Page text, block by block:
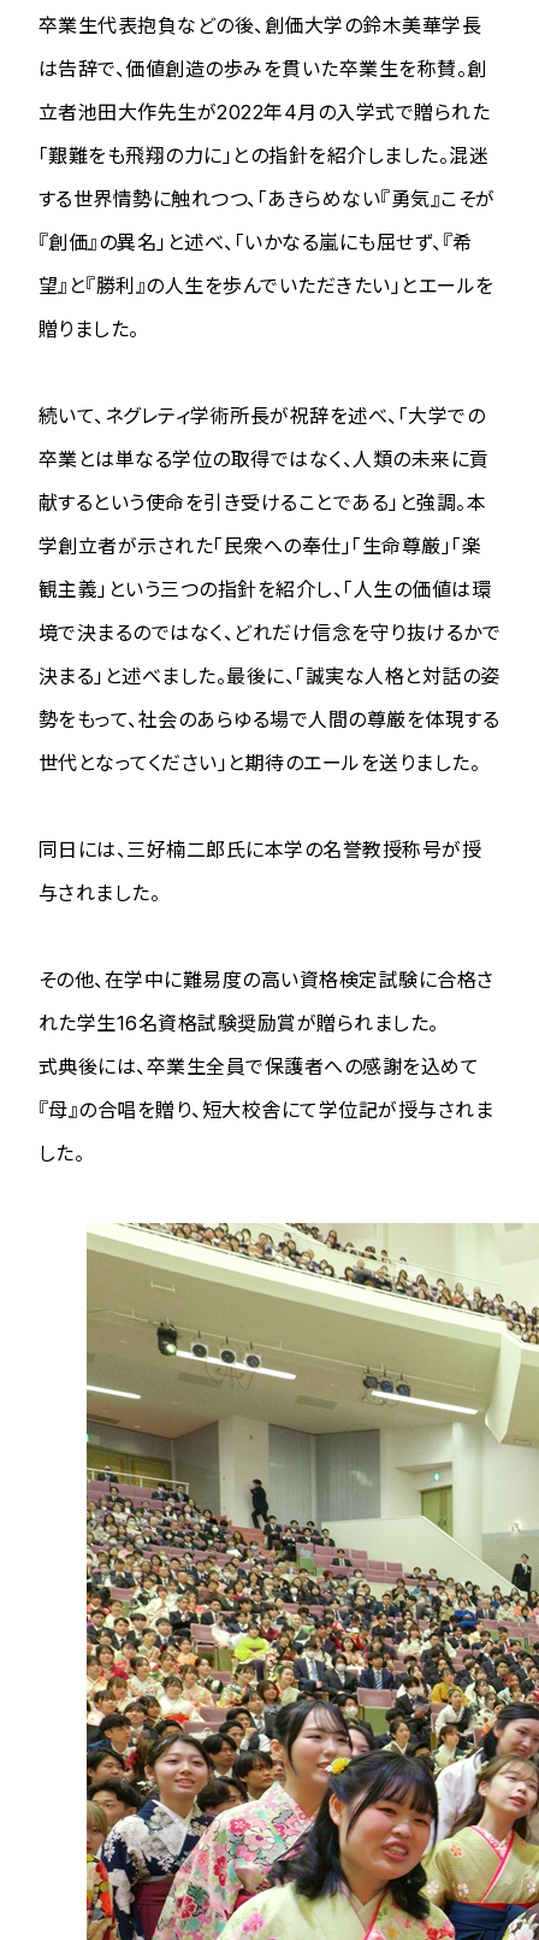
卒業生代表抱負などの後、創価大学の鈴木美華学長
は告辞で、価値創造の歩みを貫いた卒業生を称賛。創
立者池田大作先生が2022年4月の入学式で贈られた
「艱難をも飛翔の力に」との指針を紹介しました。混迷
する世界情勢に触れつつ、「あきらめない『勇気』こそが
『創価』の異名」と述べ、「いかなる嵐にも屈せず、『希
望』と『勝利』の人生を歩んでいただきたい」とエールを
贈りました。
続いて、ネグレティ学術所長が祝辞を述べ、「大学での
卒業とは単なる学位の取得ではなく、人類の未来に貢
献するという使命を引き受けることである」と強調。本
学創立者が示された「民衆への奉仕」「生命尊厳」「楽
観主義」という三つの指針を紹介し、「人生の価値は環
境で決まるのではなく、どれだけ信念を守り抜けるかで
決まる」と述べました。最後に、「誠実な人格と対話の姿
勢をもって、社会のあらゆる場で人間の尊厳を体現する
世代となってください」と期待のエールを送りました。
同日には、三好楠二郎氏に本学の名誉教授称号が授
与されました。
その他、在学中に難易度の高い資格検定試験に合格さ
れた学生16名資格試験奨励賞が贈られました。
式典後には、卒業生全員で保護者への感謝を込めて
『母』の合唱を贈り、短大校舎にて学位記が授与されま
した。